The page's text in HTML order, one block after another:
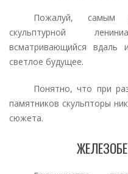
Пожалуй, самым
скульптурной
всматривающийся
светлое будущее.
Понятно, что при
памятников скульпторы
сюжета.